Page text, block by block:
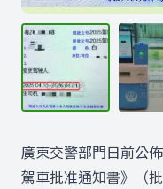
廣東交警部門日前公
駕車批准通知書》（